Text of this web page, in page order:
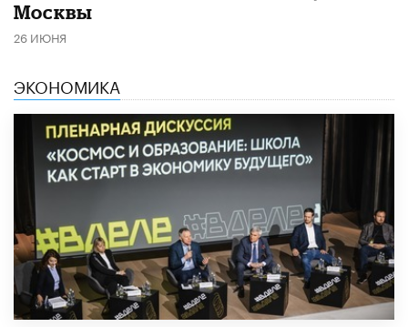
Москвы
26 ИЮНЯ
ЭКОНОМИКА